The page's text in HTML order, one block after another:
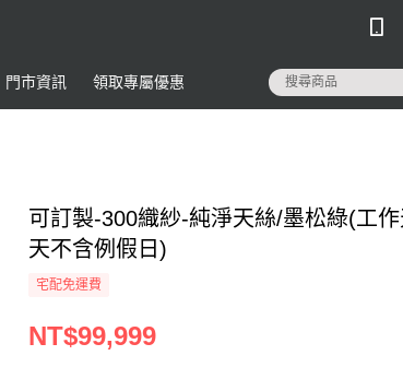
門市資訊 領取專屬優惠
可訂製-300織紗-純淨天絲/墨松綠(工
天不含例假日)
宅配免運費
NT$99,999